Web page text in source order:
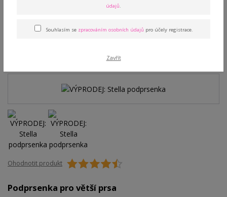
podprsenka
Ohodnotit produkt
Podprsenka pro větší prsa
údajů.
Souhlasím se zpracováním osobních údajů pro účely registrace.
Zavřít